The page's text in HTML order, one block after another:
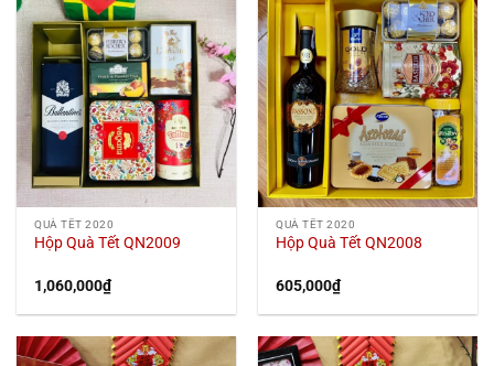
QUÀ TẾT 2020
Hộp Quà Tết QN2009
1,060,000₫
QUÀ TẾT 2020
Hộp Quà Tết QN2008
605,000₫